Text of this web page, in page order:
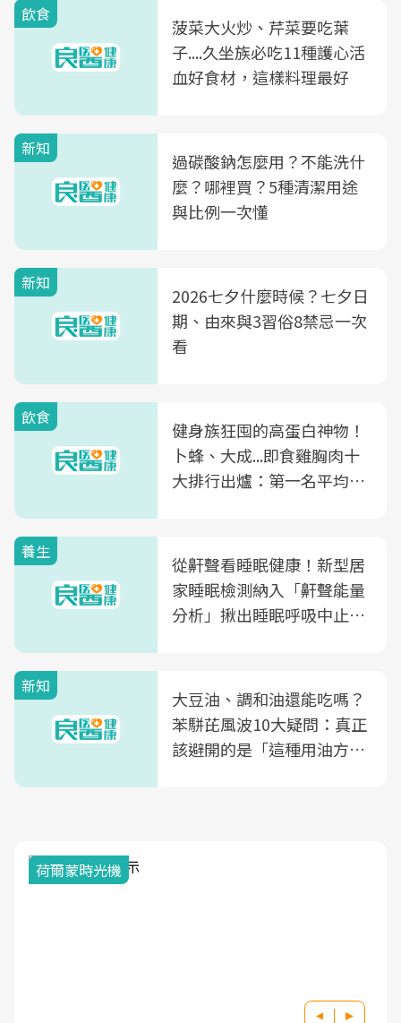
飲食
菠菜大火炒、芹菜要吃葉
子....久坐族必吃11種護心活
血好食材，這樣料理最好
新知
過碳酸鈉怎麼用？不能洗什
麼？哪裡買？5種清潔用途
與比例一次懂
新知
2026七夕什麼時候？七夕日
期、由來與3習俗8禁忌一次
看
飲食
健身族狂囤的高蛋白神物！
卜蜂、大成...即食雞胸肉十
大排行出爐：第一名平均一
養生
從鼾聲看睡眠健康！新型居
家睡眠檢測納入「鼾聲能量
分析」揪出睡眠呼吸中止症
新知
大豆油、調和油還能吃嗎？
苯駢芘風波10大疑問：真正
該避開的是「這種用油方
荷爾蒙時光機